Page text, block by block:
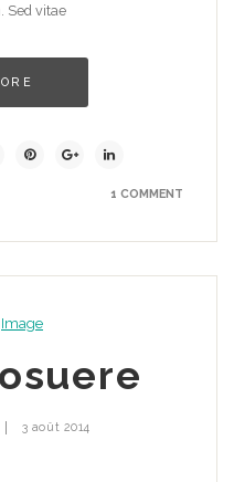
Sed vitae
1 COMMENT
Image
3 août 2014